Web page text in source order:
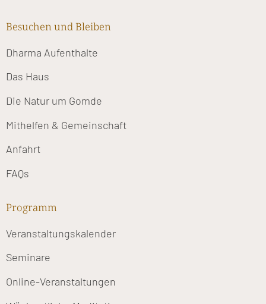
Besuchen und Bleiben
Dharma Aufenthalte
Das Haus
Die Natur um Gomde
Mithelfen & Gemeinschaft
Anfahrt
FAQs
Programm
Veranstaltungskalender
Seminare
Online-Veranstaltungen